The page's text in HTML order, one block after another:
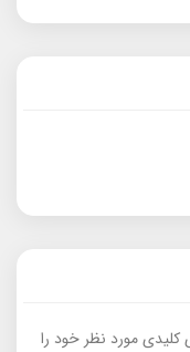
مورد نظر خود را